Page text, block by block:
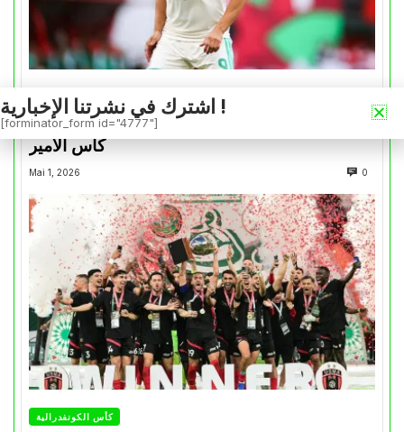
الخضر عبر القارات
بونجاح يسجل رغم هزيمة الشمال أمام السد في
كأس الأمير
Mai 1, 2026 0
كأس الكونفدرالية
اشترك في نشرتنا الإخبارية !
[forminator_form id="4777"]